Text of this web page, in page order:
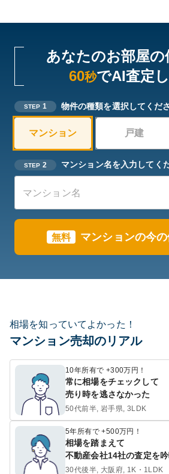
あなたのお部屋の
60秒でAI査定
STEP 1 物件の種類を選択してくだ
マンション 戸建
STEP 2 マンション名を入力してく
無料 マンションの今
相場を知っていてよかった！
マンション売却のリアル
10年所有で +300万円！
常に相場をチェックして
売り時を逃さなかった
50代前半, 岩手県, 3LDK
5年所有で +500万円！
相場を踏まえて
不動産会社14社の査定を
30代後半, 大阪府, 1K・1LDK